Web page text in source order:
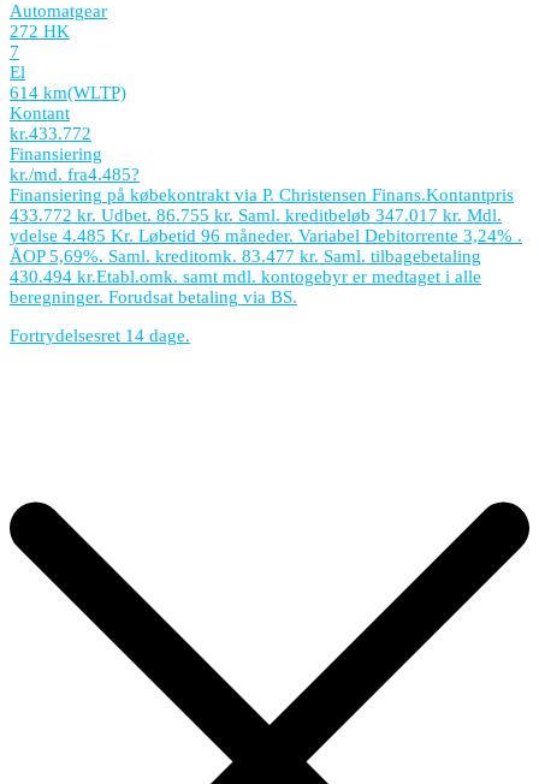
Automatgear
272 HK
7
El
614 km(WLTP)
Kontant
kr.433.772
Finansiering
kr./md. fra4.485?
Finansiering på købekontrakt via P. Christensen Finans.Kontantpris
433.772 kr. Udbet. 86.755 kr. Saml. kreditbeløb 347.017 kr. Mdl.
ydelse 4.485 Kr. Løbetid 96 måneder. Variabel Debitorrente 3,24% .
ÅOP 5,69%. Saml. kreditomk. 83.477 kr. Saml. tilbagebetaling
430.494 kr.Etabl.omk. samt mdl. kontogebyr er medtaget i alle
beregninger. Forudsat betaling via BS.
Fortrydelsesret 14 dage.